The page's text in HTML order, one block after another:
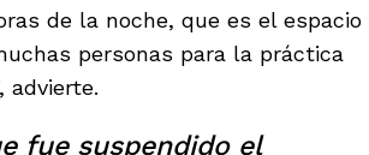
de la noche, que es el espacio
personas para la práctica
advierte.
fue suspendido el